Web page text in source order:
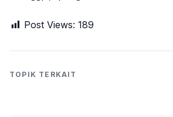
Post Views: 189
TOPIK TERKAIT